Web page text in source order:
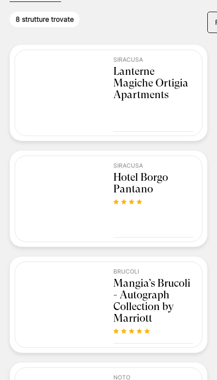
8 strutture trovate
SIRACUSA
Lanterne
Magiche Ortigia
Apartments
SIRACUSA
Hotel Borgo
Pantano
BRUCOLI
Mangia’s Brucoli
- Autograph
Collection by
Marriott
NOTO